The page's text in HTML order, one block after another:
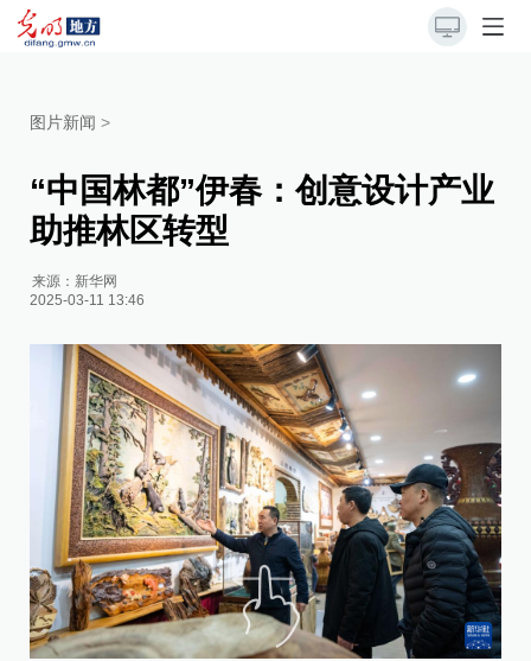
图片新闻 >
“中国林都”伊春：创意设计产业
助推林区转型
来源： 新华网
2025-03-11 13:46